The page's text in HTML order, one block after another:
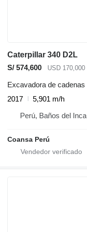
Caterpillar 340 D2L
S/ 574,600
USD 170,000
Excavadora de cadenas
2017
5,901 m/h
Perú, Baños del Inca
Coansa Perú